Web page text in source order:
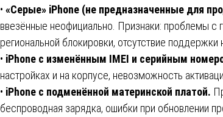
• «Серые» iPhone (не предназначенные для
ввезённые неофициально. Признаки: проблемы с
региональной блокировки, отсутствие поддержки
• iPhone с изменённым IMEI и серийным
настройках и на корпусе, невозможность
• iPhone с подменённой материнской платой.
беспроводная зарядка, ошибки при обновлении